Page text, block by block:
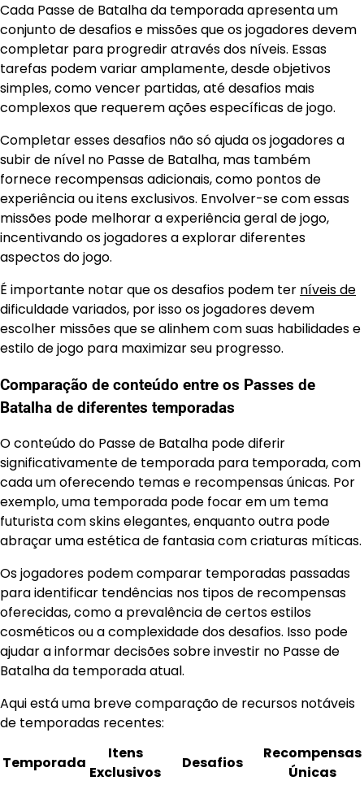
Cada Passe de Batalha da temporada apresenta um
conjunto de desafios e missões que os jogadores devem
completar para progredir através dos níveis. Essas
tarefas podem variar amplamente, desde objetivos
simples, como vencer partidas, até desafios mais
complexos que requerem ações específicas de jogo.
Completar esses desafios não só ajuda os jogadores a
subir de nível no Passe de Batalha, mas também
fornece recompensas adicionais, como pontos de
experiência ou itens exclusivos. Envolver-se com essas
missões pode melhorar a experiência geral de jogo,
incentivando os jogadores a explorar diferentes
aspectos do jogo.
É importante notar que os desafios podem ter níveis de
dificuldade variados, por isso os jogadores devem
escolher missões que se alinhem com suas habilidades e
estilo de jogo para maximizar seu progresso.
Comparação de conteúdo entre os Passes de
Batalha de diferentes temporadas
O conteúdo do Passe de Batalha pode diferir
significativamente de temporada para temporada, com
cada um oferecendo temas e recompensas únicas. Por
exemplo, uma temporada pode focar em um tema
futurista com skins elegantes, enquanto outra pode
abraçar uma estética de fantasia com criaturas míticas.
Os jogadores podem comparar temporadas passadas
para identificar tendências nos tipos de recompensas
oferecidas, como a prevalência de certos estilos
cosméticos ou a complexidade dos desafios. Isso pode
ajudar a informar decisões sobre investir no Passe de
Batalha da temporada atual.
Aqui está uma breve comparação de recursos notáveis
de temporadas recentes:
Temporada
Itens
Exclusivos
Desafios
Recompensas
Únicas